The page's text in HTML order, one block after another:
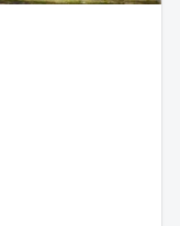
Crête 2009